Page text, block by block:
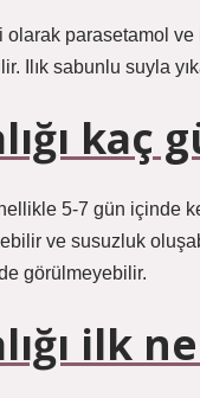
parasetamol ve
Ilık sabunlu suyla
kaç
5-7 gün içinde
ve susuzluk
görülmeyebilir.
ilk